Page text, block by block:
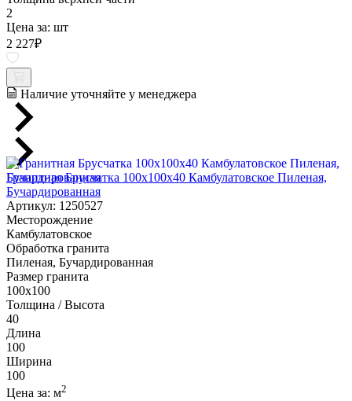
2
Цена за: шт
2 227₽
Наличие уточняйте у менеджера
Гранитная Брусчатка 100х100x40 Камбулатовское Пиленая,
Бучардированная
Артикул: 1250527
Месторождение
Камбулатовское
Обработка гранита
Пиленая, Бучардированная
Размер гранита
100х100
Толщина / Высота
40
Длина
100
Ширина
100
Цена за: м2